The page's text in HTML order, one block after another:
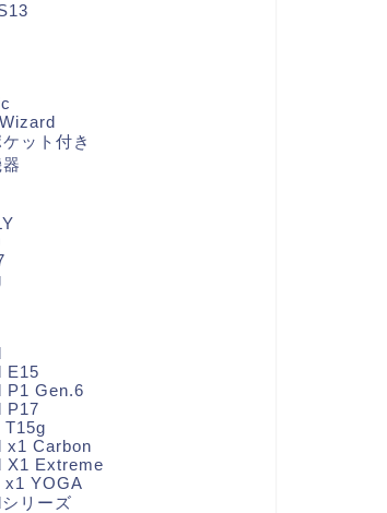
ット付き
E15
P1 Gen.6
P17
T15g
x1 Carbon
X1 Extreme
x1 YOGA
リーズ